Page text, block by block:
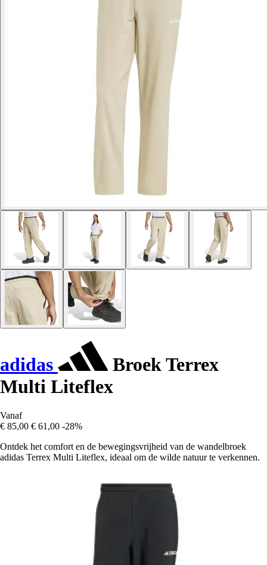
adidas
Broek Terrex
Multi Liteflex
Vanaf
€ 85,00 € 61,00 -28%
Ontdek het comfort en de bewegingsvrijheid van de wandelbroek
adidas Terrex Multi Liteflex, ideaal om de wilde natuur te verkennen.